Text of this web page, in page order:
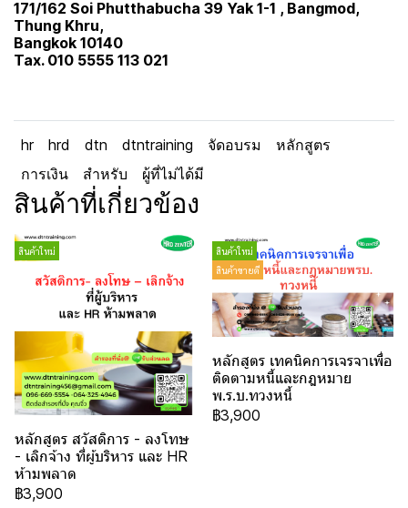
171/162 Soi Phutthabucha 39 Yak 1-1 , Bangmod,
Thung Khru,
Bangkok 10140
Tax. 010 5555 113 021
hr hrd dtn dtntraining จัดอบรม
หลักสูตร
การเงิน
สำหรับ ผู้ที่ไม่ได้มี
สินค้าที่เกี่ยวข้อง
สินค้าใหม่
หลักสูตร สวัสดิการ - ลงโทษ
- เลิกจ้าง ที่ผู้บริหาร และ HR
ห้ามพลาด
฿3,900
สินค้าใหม่
สินค้าขายดี
หลักสูตร เทคนิคการเจรจาเพื่อ
ติดตามหนี้และกฎหมาย
พ.ร.บ.ทวงหนี้
฿3,900